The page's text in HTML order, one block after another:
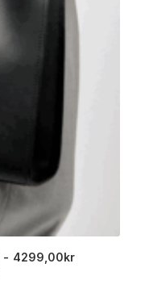
4299,00kr